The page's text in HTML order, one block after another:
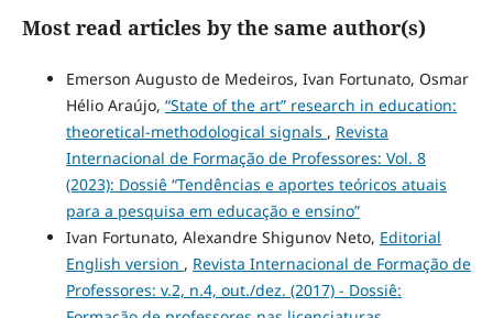
Most read articles by the same author(s)
Emerson Augusto de Medeiros, Ivan Fortunato, Osmar
Hélio Araújo, “State of the art” research in education:
theoretical-methodological signals , Revista
Internacional de Formação de Professores: Vol. 8
(2023): Dossiê “Tendências e aportes teóricos atuais
para a pesquisa em educação e ensino”
Ivan Fortunato, Alexandre Shigunov Neto, Editorial
English version , Revista Internacional de Formação de
Professores: v.2, n.4, out./dez. (2017) - Dossiê: